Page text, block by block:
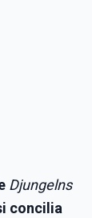
Djungelns
concilia